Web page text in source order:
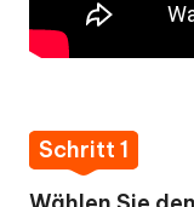
Schritt 1